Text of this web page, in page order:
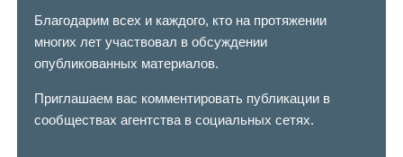
Благодарим всех и каждого, кто на протяжении
многих лет участвовал в обсуждении
опубликованных материалов.
Приглашаем вас комментировать публикации в
сообществах агентства в социальных сетях.